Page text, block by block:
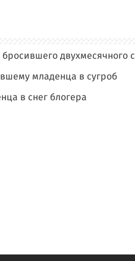
двухмесячного
младенца в сугроб
в снег блогера